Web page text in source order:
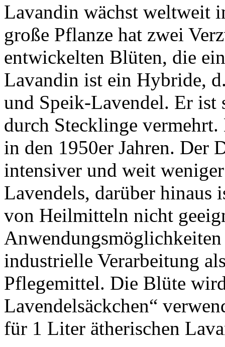
Lavandin wächst weltweit
große Pflanze hat zwei
entwickelten Blüten, die
Lavandin ist ein Hybride,
und Speik-Lavendel. Er
durch Stecklinge
in den 1950er Jahren. Der
intensiver und weit
Lavendels, darüber
von Heilmitteln nicht
industrielle Verarbeitung
Pflegemittel. Die Blüte
Lavendelsäckchen“
für 1 Liter ätherischen